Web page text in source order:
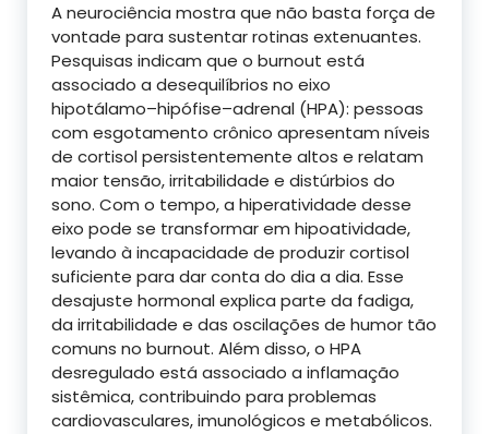
A neurociência mostra que não basta força de
vontade para sustentar rotinas extenuantes.
Pesquisas indicam que o burnout está
associado a desequilíbrios no eixo
hipotálamo–hipófise–adrenal (HPA): pessoas
com esgotamento crônico apresentam níveis
de cortisol persistentemente altos e relatam
maior tensão, irritabilidade e distúrbios do
sono. Com o tempo, a hiperatividade desse
eixo pode se transformar em hipoatividade,
levando à incapacidade de produzir cortisol
suficiente para dar conta do dia a dia. Esse
desajuste hormonal explica parte da fadiga,
da irritabilidade e das oscilações de humor tão
comuns no burnout. Além disso, o HPA
desregulado está associado a inflamação
sistêmica, contribuindo para problemas
cardiovasculares, imunológicos e metabólicos.